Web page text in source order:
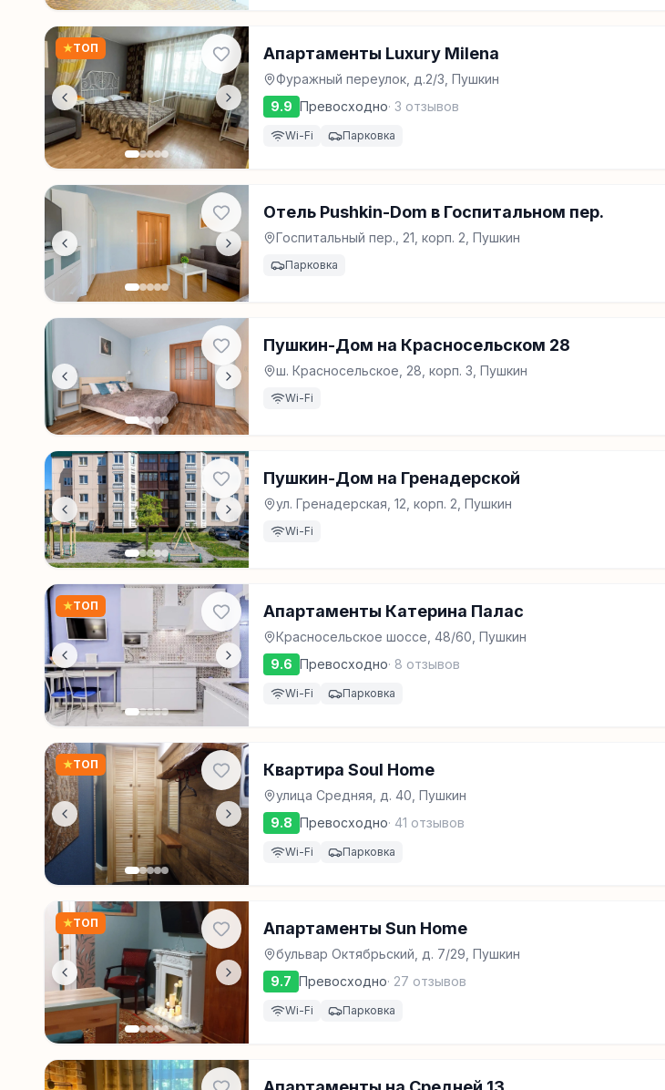
★ТОП Апартаменты Luxury Milena
Фуражный переулок, д.2/3, Пушкин
9.9 Превосходно· 3 отзывов
Wi-Fi Парковка
Отель Pushkin-Dom в Госпитальном пер.
Госпитальный пер., 21, корп. 2, Пушкин
Парковка
Пушкин-Дом на Красносельском 28
ш. Красносельское, 28, корп. 3, Пушкин
Wi-Fi
Пушкин-Дом на Гренадерской
ул. Гренадерская, 12, корп. 2, Пушкин
Wi-Fi
★ТОП Апартаменты Катерина Палас
Красносельское шоссе, 48/60, Пушкин
9.6 Превосходно· 8 отзывов
Wi-Fi Парковка
★ТОП Квартира Soul Home
улица Средняя, д. 40, Пушкин
9.8 Превосходно· 41 отзывов
Wi-Fi Парковка
★ТОП Апартаменты Sun Home
бульвар Октябрьский, д. 7/29, Пушкин
9.7 Превосходно· 27 отзывов
Wi-Fi Парковка